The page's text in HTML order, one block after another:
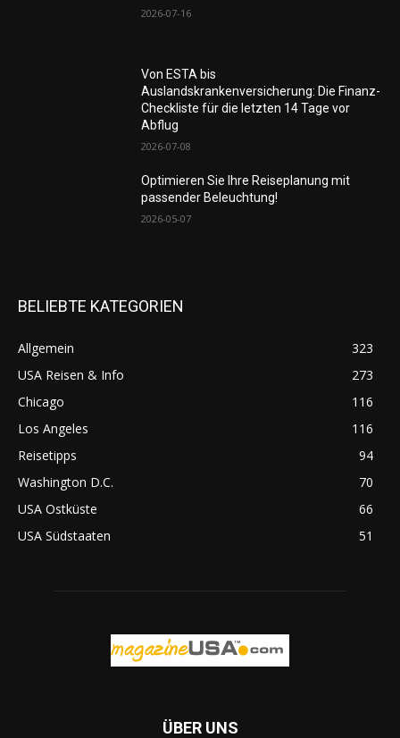
2026-07-16
Von ESTA bis
Auslandskrankenversicherung: Die Finanz-
Checkliste für die letzten 14 Tage vor
Abflug
2026-07-08
Optimieren Sie Ihre Reiseplanung mit
passender Beleuchtung!
2026-05-07
BELIEBTE KATEGORIEN
Allgemein
323
USA Reisen & Info
273
Chicago
116
Los Angeles
116
Reisetipps
94
Washington D.C.
70
USA Ostküste
66
USA Südstaaten
51
ÜBER UNS